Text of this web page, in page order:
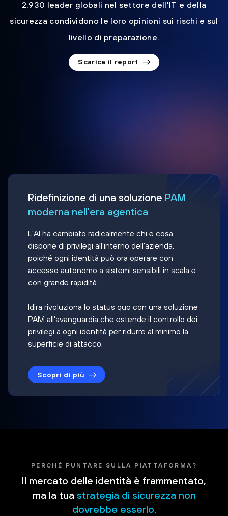
2.930 leader globali nel settore dell'IT e della
sicurezza condividono le loro opinioni sui rischi e sul
livello di preparazione.
Scarica il report
Ridefinizione di una soluzione PAM
moderna nell'era agentica
L'AI ha cambiato radicalmente chi e cosa
dispone di privilegi all'interno dell'azienda,
poiché ogni identità può ora operare con
accesso autonomo a sistemi sensibili in scala e
con grande rapidità.
Idira rivoluziona lo status quo con una soluzione
PAM all'avanguardia che estende il controllo dei
privilegi a ogni identità per ridurre al minimo la
superficie di attacco.
Scopri di più
PERCHÉ PUNTARE SULLA PIATTAFORMA?
Il mercato delle identità è frammentato,
ma la tua strategia di sicurezza non
dovrebbe esserlo.